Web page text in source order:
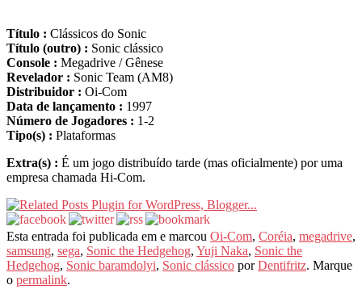
Título : Clássicos do Sonic
Título (outro) : Sonic clássico
Console : Megadrive / Gênese
Revelador : Sonic Team (AM8)
Distribuidor : Oi-Com
Data de lançamento : 1997
Número de Jogadores : 1-2
Tipo(s) : Plataformas
Extra(s) : É um jogo distribuído tarde (mas oficialmente) por uma
empresa chamada Hi-Com.
Esta entrada foi publicada em e marcou Oi-Com, Coréia, megadrive,
samsung, sega, Sonic the Hedgehog, Yuji Naka, Sonic the
Hedgehog, Sonic baramdolyi, Sonic clássico porDentifritz. Marque
o permalink.